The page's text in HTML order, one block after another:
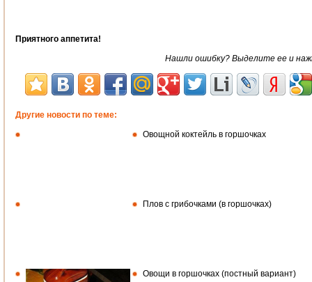
Приятного аппетита!
Нашли ошибку? Выделите ее и
Другие новости по теме:
Овощной коктейль в горшочках
Плов с грибочками (в горшочках)
Овощи в горшочках (постный вариант)